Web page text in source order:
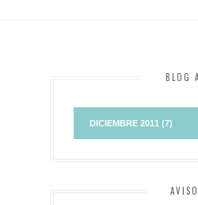
BLOG